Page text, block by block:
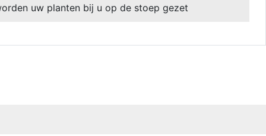
uw planten bij u op de stoep gezet